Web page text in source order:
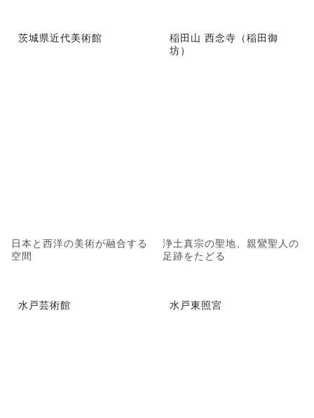
茨城県近代美術館
日本と西洋の美術が融合する
空間
稲田山 西念寺（稲田御
坊）
浄土真宗の聖地、親鸞聖人の
足跡をたどる
水戸芸術館 水戸東照宮